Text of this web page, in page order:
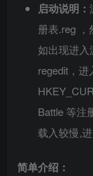
启动说明：
册表.reg ，
如出现进入
regedit，进
Battle 等注
载入较慢,
简单介绍：